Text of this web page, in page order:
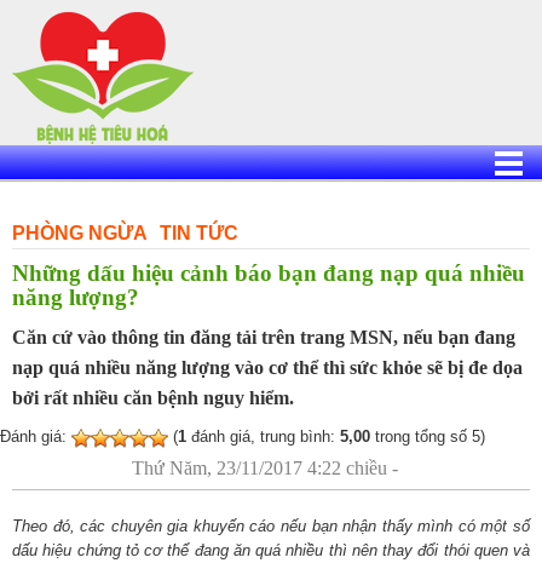
content
PHÒNG NGỪA TIN TỨC
Những dấu hiệu cảnh báo bạn đang nạp quá nhiều
năng lượng?
Căn cứ vào thông tin đăng tải trên trang MSN, nếu bạn đang
nạp quá nhiều năng lượng vào cơ thể thì sức khỏe sẽ bị đe dọa
bởi rất nhiều căn bệnh nguy hiểm.
Đánh giá: (1 đánh giá, trung bình: 5,00 trong tổng số 5)
Thứ Năm, 23/11/2017 4:22 chiều -
Theo đó, các chuyên gia khuyến cáo nếu bạn nhận thấy mình có một số
dấu hiệu chứng tỏ cơ thể đang ăn quá nhiều thì nên thay đổi thói quen và